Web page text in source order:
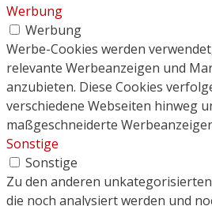
Werbung
Werbung
Werbe-Cookies werden
relevante Werbeanzeigen und
anzubieten. Diese Cookies
verschiedene Webseiten hinweg
maßgeschneiderte
Sonstige
Sonstige
Zu den anderen
die noch analysiert werden und